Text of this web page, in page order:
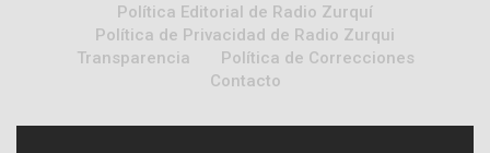
Política Editorial de Radio Zurquí
Política de Privacidad de Radio Zurqui
Transparencia
Política de Correcciones
Contacto